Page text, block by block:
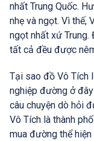
nhất Trung Quốc.
nhẹ và ngọt. Vì thế,
ngọt nhất xứ Trung.
tất cả đều được
Tại sao đồ Vô Tích
nghiệp đường ở
câu chuyện dò hỏi
Vô Tích là thành
mua đường thể